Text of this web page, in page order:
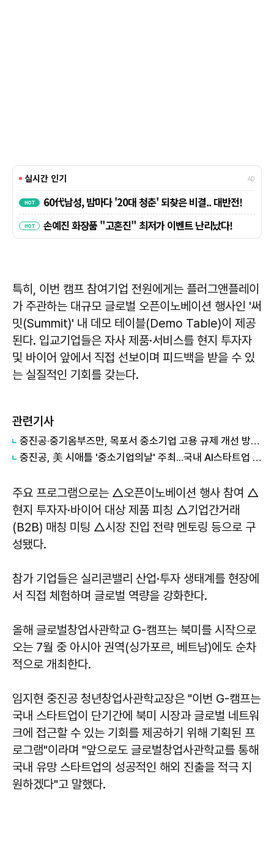
특히, 이번 캠프 참여기업 전원에게는 플러그앤플레이
가 주관하는 대규모 글로벌 오픈이노베이션 행사인 '써
밋(Summit)' 내 데모 테이블(Demo Table)이 제공
된다. 입교기업들은 자사 제품·서비스를 현지 투자자
및 바이어 앞에서 직접 선보이며 피드백을 받을 수 있
는 실질적인 기회를 갖는다.
관련기사
중진공·중기옴부즈만, 목포서 중소기업 고용 규제 개선 방안 논의
중진공, 美 시애틀 '중소기업의날' 주최...국내 AI스타트업 진출 지원
주요 프로그램으로는 △오픈이노베이션 행사 참여 △
현지 투자자·바이어 대상 제품 피칭 △기업간거래
(B2B) 매칭 미팅 △시장 진입 전략 멘토링 등으로 구
성됐다.
참가 기업들은 실리콘밸리 산업·투자 생태계를 현장에
서 직접 체험하며 글로벌 역량을 강화한다.
올해 글로벌창업사관학교 G-캠프는 북미를 시작으로
오는 7월 중 아시아 권역(싱가포르, 베트남)에도 순차
적으로 개최한다.
임지현 중진공 청년창업사관학교장은 "이번 G-캠프는
국내 스타트업이 단기간에 북미 시장과 글로벌 네트워
크에 접근할 수 있는 기회를 제공하기 위해 기획된 프
로그램"이라며 "앞으로도 글로벌창업사관학교를 통해
국내 유망 스타트업의 성공적인 해외 진출을 적극 지
원하겠다"고 말했다.